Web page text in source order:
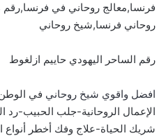
فرنسا,معالج روحاني في
روحاني فرنسا,شيخ روحاني
رقم الساحر اليهودي حاييم ازلغوط
افضل واقوي شيخ روحاني في
الإعمال الروحانية-جلب الحبيب-رد
شريك الحياة-علاج وفك أخطر